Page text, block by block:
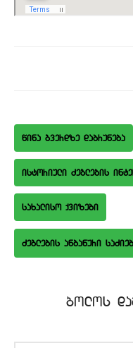
wina gverdze dabruneba
istoriuli Zeglebis
saxaliso qvizebi
bolos